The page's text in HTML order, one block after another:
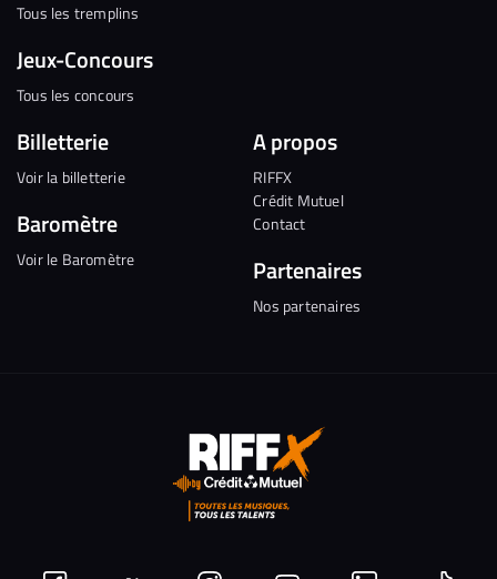
Tous les tremplins
Jeux-Concours
Tous les concours
Billetterie
Voir la billetterie
Baromètre
Voir le Baromètre
A propos
RIFFX
Crédit Mutuel
Contact
Partenaires
Nos partenaires